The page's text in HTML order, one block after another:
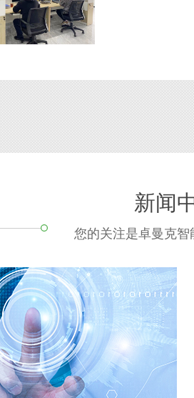
新闻
您的关注是卓曼克智